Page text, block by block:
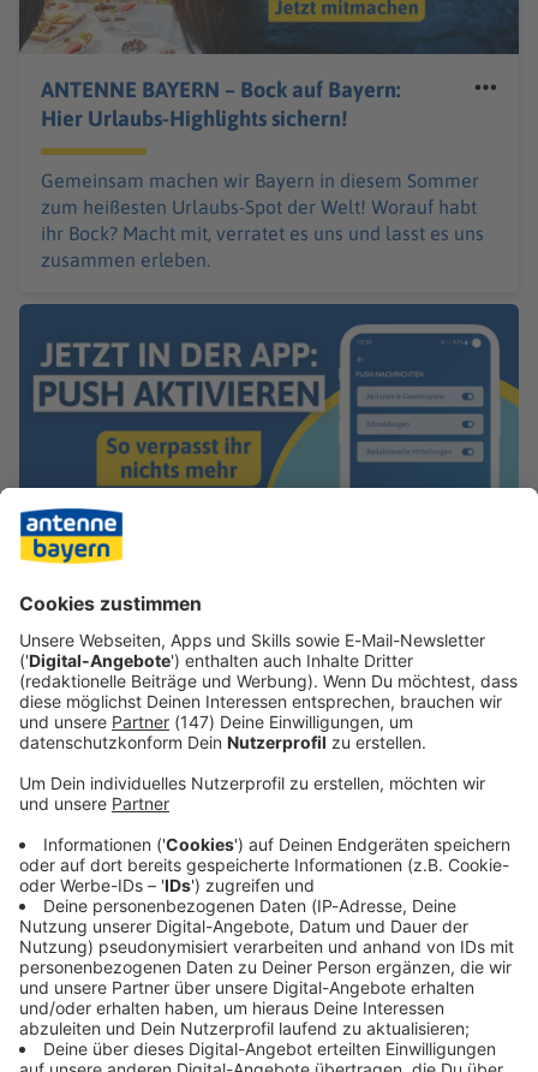
ANTENNE BAYERN – Bock auf Bayern:
Hier Urlaubs-Highlights sichern!
Gemeinsam machen wir Bayern in diesem Sommer
zum heißesten Urlaubs-Spot der Welt! Worauf habt
ihr Bock? Macht mit, verratet es uns und lasst es uns
zusammen erleben.
Jetzt Push aktivieren